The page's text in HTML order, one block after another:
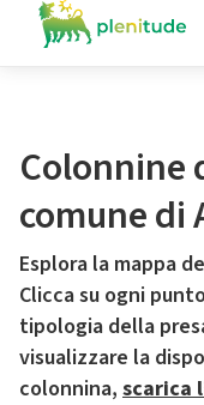
Colonnine
comune di
Esplora la mappa
Clicca su ogni
tipologia della
visualizzare la
colonnina, scarica